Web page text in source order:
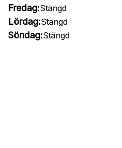
Fredag:Stängd
Lördag:Stängd
Söndag:Stängd